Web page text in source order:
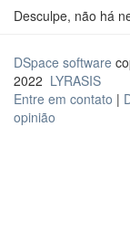
Desculpe, não há
DSpace software
2022 LYRASIS
Entre em contato |
opinião